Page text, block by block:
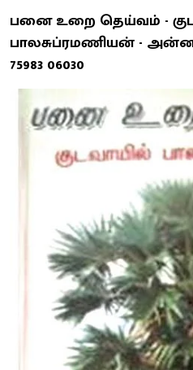
பனை உறை தெய்வம் -
பாலசுப்ரமணியன் -
75983 06030